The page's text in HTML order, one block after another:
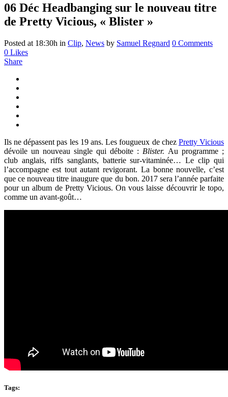
06 Déc Headbanging sur le nouveau titre
de Pretty Vicious, « Blister »
Posted at 18:30h in Clip, News by Samuel Regnard 0 Comments
0 Likes
Share
Ils ne dépassent pas les 19 ans. Les fougueux de chez Pretty Vicious
dévoile un nouveau single qui déboite : Blister. Au programme ;
club anglais, riffs sanglants, batterie sur-vitaminée… Le clip qui
l’accompagne est tout autant revigorant. La bonne nouvelle, c’est
que ce nouveau titre inaugure que du bon. 2017 sera l’année parfaite
pour un album de Pretty Vicious. On vous laisse découvrir le topo,
comme un avant-goût…
Tags: